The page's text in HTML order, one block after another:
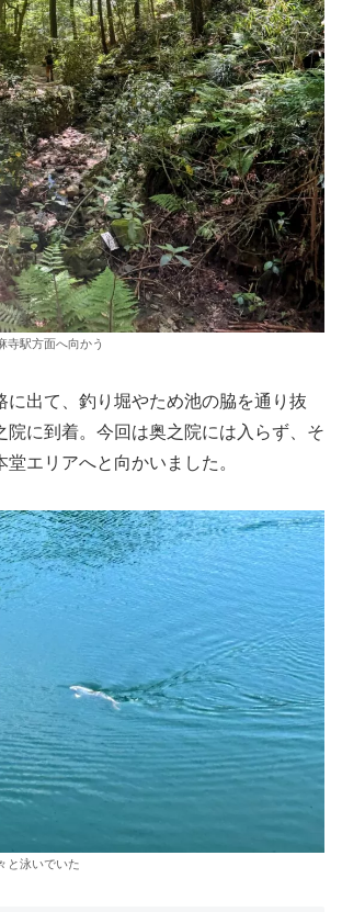
寺駅方面へ向かう
に出て、釣り堀やため池の脇を通り抜
院に到着。今回は奥之院には入らず、そ
エリアへと向かいました。
と泳いでいた